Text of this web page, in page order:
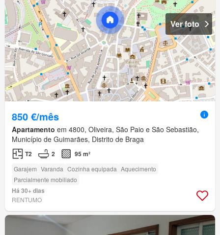
Ver foto
850 €/mês
Apartamento em 4800, Oliveira, São Paio e São Sebastião,
Município de Guimarães, Distrito de Braga
T2 2 95 m²
Garajem Varanda Cozinha equipada Aquecimento
Parcialmente mobiliado
Há 30+ dias
RENTUMO